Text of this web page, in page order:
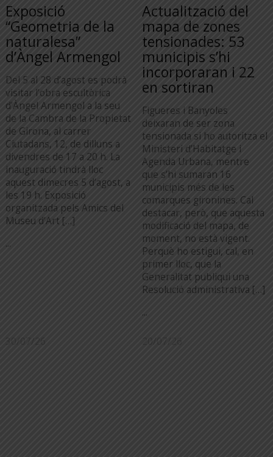
Exposició
“Geometria de la
naturalesa”
d’Àngel Armengol
Del 5 al 28 d’agost es podrà
visitar l’obra escultòrica
d’Àngel Armengol a la seu
de la Cambra de la Propietat
de Girona, al carrer
Ciutadans, 12, de dilluns a
divendres de 17 a 20 h. La
inauguració tindrà lloc
aquest dimecres 5 d’agost, a
les 19 h. Exposició
organitzada pels Amics del
Museu d’Art […]
...
Actualització del
mapa de zones
tensionades: 53
municipis s’hi
incorporaran i 22
en sortiran
Figueres i Banyoles
deixaran de ser zona
tensionada si ho autoritza el
Ministeri d’Habitatge i
Agenda Urbana, mentre
que s’hi sumaran 16
municipis més de les
comarques gironines. Cal
destacar, però, que aquesta
modificació del mapa, de
moment, no està vigent.
Perquè ho estigui, cal, en
primer lloc, que la
Generalitat publiqui una
Resolució administrativa […]
...
30/07/26 20/07/26